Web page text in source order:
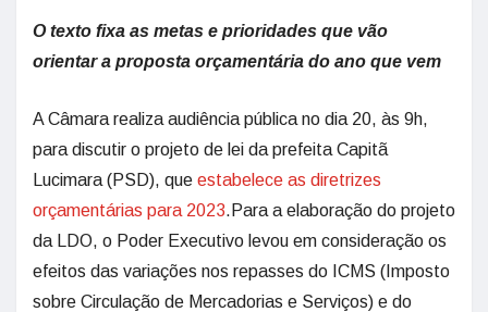
O texto fixa as metas e prioridades que vão
orientar a proposta orçamentária do ano que vem
A Câmara realiza audiência pública no dia 20, às 9h,
para discutir o projeto de lei da prefeita Capitã
Lucimara (PSD), que estabelece as diretrizes
orçamentárias para 2023.Para a elaboração do projeto
da LDO, o Poder Executivo levou em consideração os
efeitos das variações nos repasses do ICMS (Imposto
sobre Circulação de Mercadorias e Serviços) e do